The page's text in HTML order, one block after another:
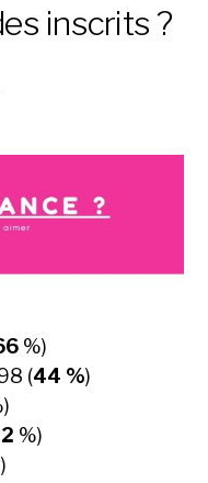
inscrits ?
%)
(44 %)
%)